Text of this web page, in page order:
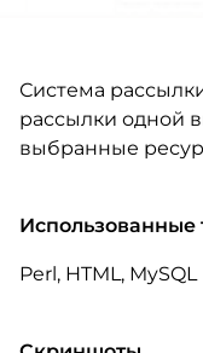
Система
рассылки одной
выбранные
Использованные
Perl, HTML, MySQL